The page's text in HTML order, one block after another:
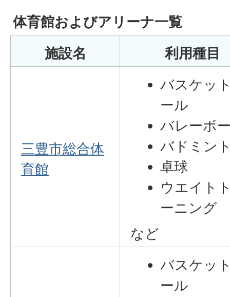
体育館およびアリーナ一覧
施設名
利用種目
三豊市総合体
育館
バスケッ
ール
バレーボ
バドミン
卓球
ウエイト
ーニング
など
バスケッ
ール